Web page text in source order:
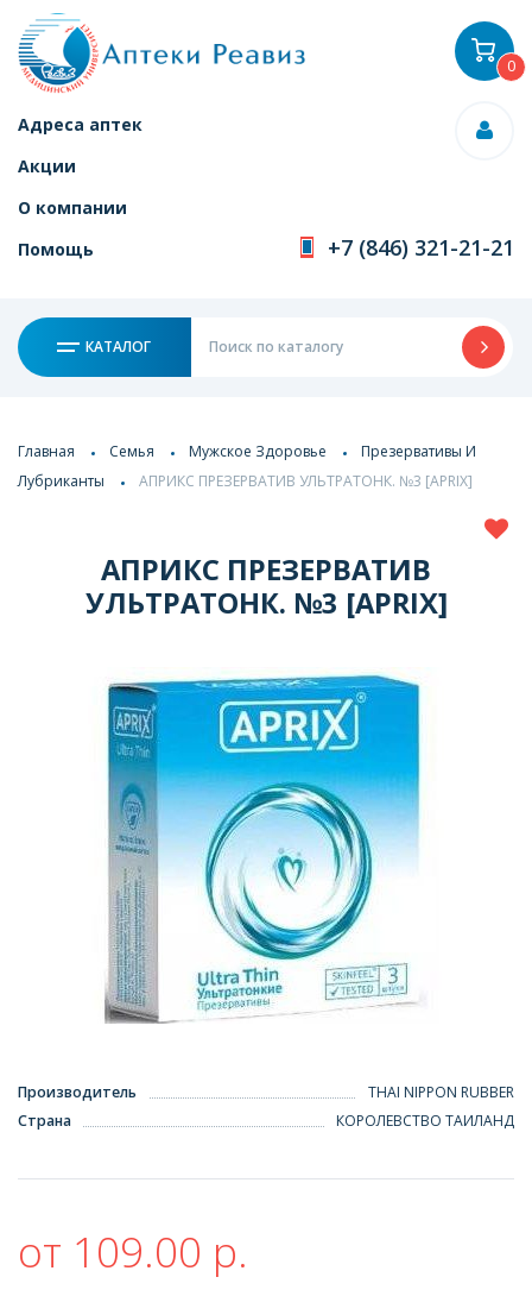
Адреса аптек
Акции
О компании
Помощь
+7 (846) 321-21-21
КАТАЛОГ
0
Главная Семья Мужское Здоровье
Презервативы И
Лубриканты
АПРИКС ПРЕЗЕРВАТИВ УЛЬТРАТОНК. №3 [APRIX]
АПРИКС ПРЕЗЕРВАТИВ
УЛЬТРАТОНК. №3 [APRIX]
Производитель
THAI NIPPON RUBBER
Страна
КОРОЛЕВСТВО ТАИЛАНД
от 109.00 р.